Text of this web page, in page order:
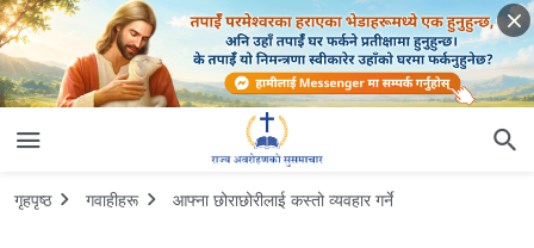
गृहपृष्ठ गवाहीहरू आफ्ना छोराछोरीलाई कस्तो व्यवहार गर्ने